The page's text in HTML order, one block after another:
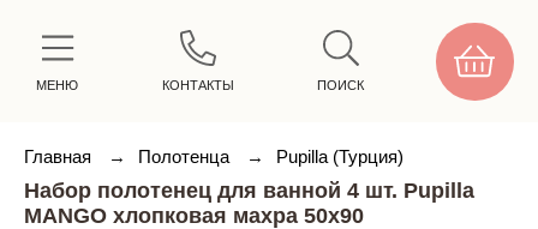
МЕНЮ КОНТАКТЫ ПОИСК
Главная → Полотенца → Pupilla (Турция)
Набор полотенец для ванной 4 шт. Pupilla
MANGO хлопковая махра 50х90